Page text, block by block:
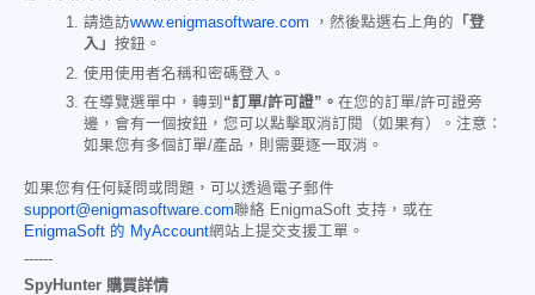
請造訪www.enigmasoftware.com ，然後點選右上角的 「登
入」 按鈕。
使用使用者名稱和密碼登入。
在導覽選單中，轉到 “訂單/許可證”。 在您的訂單/許可證旁
邊，會有一個按鈕，您可以點擊取消訂閱（如果有）。注意：
如果您有多個訂單/產品，則需要逐一取消。
如果您有任何疑問或問題，可以透過電子郵件
support@enigmasoftware.com聯絡 EnigmaSoft 支持，或在
EnigmaSoft 的 MyAccount網站上提交支援工單。
------
SpyHunter 購買詳情